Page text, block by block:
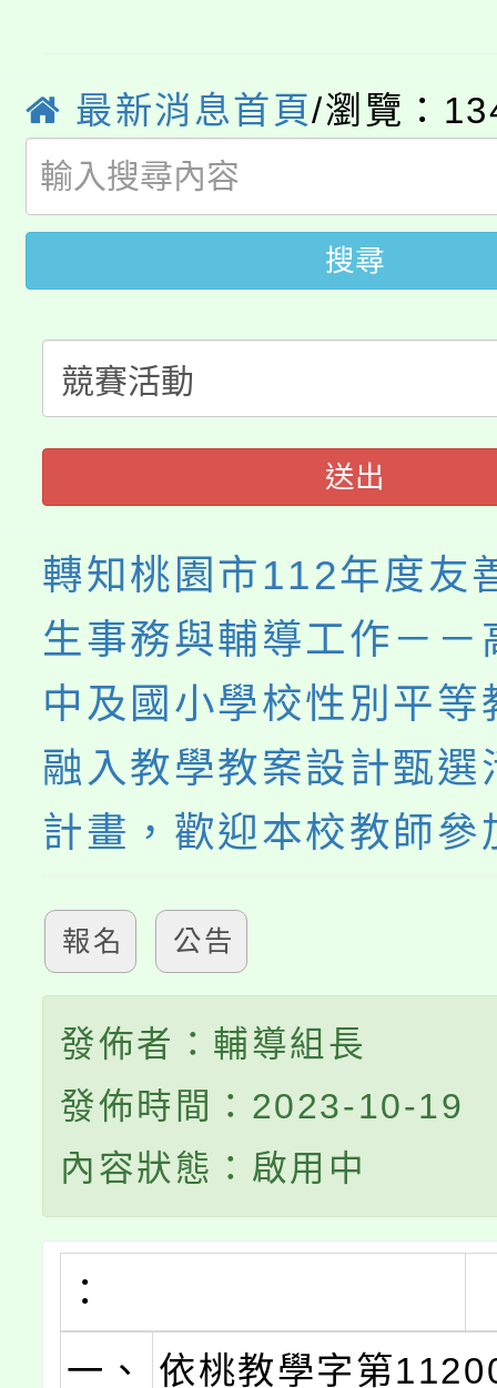
局官網。
8月14至27日，桃園電
開!
115年桃園市運動會8/
田徑場及游泳池舉行。
桃園市低收入戶享有免
視費優惠，中低收入戶
半價優惠，詳情可洽有
者。
大園自造教育及科技
份教師增能研習
大溪自造教育及科技中
份教師研習
淨零綠生活教案入校路
會
115年食農教育專業人
程
最新消息首頁/瀏覽：
搜尋
送出
轉知桃園市112年度友
生事務與輔導工作－－
中及國小學校性別平等
融入教學教案設計甄選
計畫，歡迎本校教師參
報名 公告
發佈者：輔導組長
發佈時間：2023-10-19
內容狀態：啟用中
：
一、
依桃教學字第